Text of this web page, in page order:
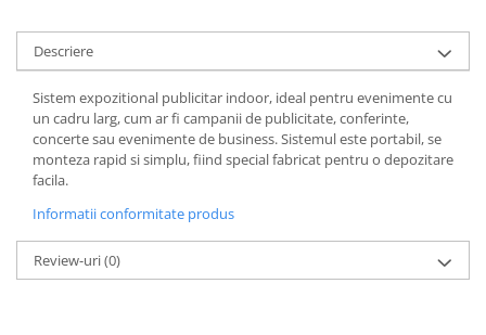
Descriere
Sistem expozitional publicitar indoor, ideal pentru evenimente cu
un cadru larg, cum ar fi campanii de publicitate, conferinte,
concerte sau evenimente de business. Sistemul este portabil, se
monteza rapid si simplu, fiind special fabricat pentru o depozitare
facila.
Informatii conformitate produs
Review-uri(0)